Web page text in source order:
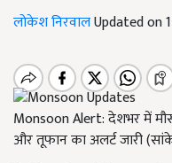
लोकेश निरवालUpdated on
Monsoon Alert: देशभर में
और तूफान का अलर्ट जारी